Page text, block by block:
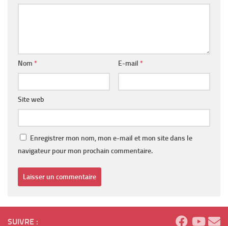
Nom * E-mail *
Site web
Enregistrer mon nom, mon e-mail et mon site dans le
navigateur pour mon prochain commentaire.
SUIVRE :